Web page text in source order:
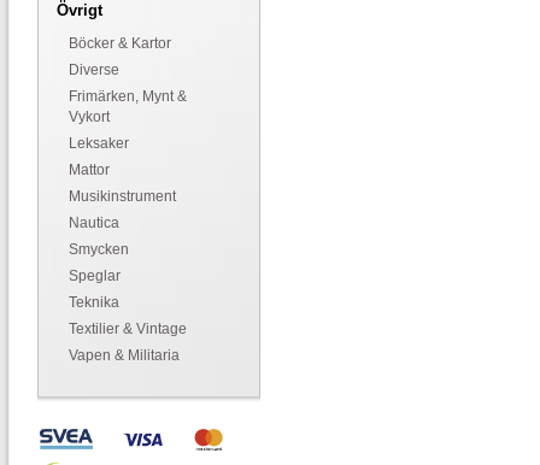
Övrigt
Böcker & Kartor
Diverse
Frimärken, Mynt &
Vykort
Leksaker
Mattor
Musikinstrument
Nautica
Smycken
Speglar
Teknika
Textilier & Vintage
Vapen & Militaria